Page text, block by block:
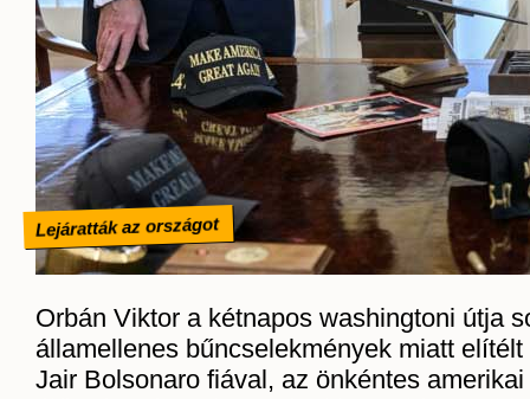
Lejáratták az országot
Orbán Viktor a kétnapos washingtoni útja
államellenes bűncselekmények miatt
Jair Bolsonaro fiával, az önkéntes